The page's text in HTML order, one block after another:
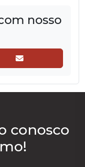
nosso
conosco